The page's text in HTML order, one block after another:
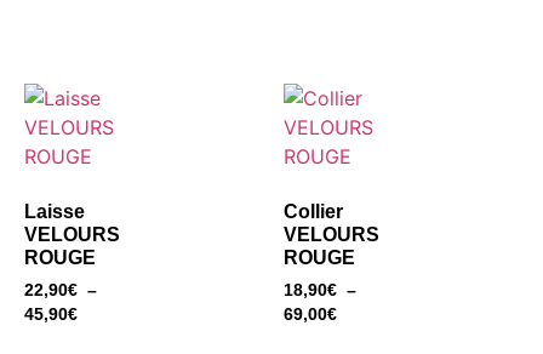
Laisse
VELOURS
ROUGE
22,90€ –
45,90€
Collier
VELOURS
ROUGE
18,90€ –
69,00€